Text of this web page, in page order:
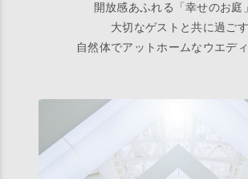
開放感あふれる「幸せのお庭
大切なゲストと共に過ごす
自然体でアットホームなウエデ